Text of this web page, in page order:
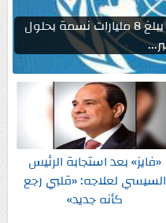
الأمم المتحدة: عدد سكان العالم يبلغ 8 مليارات نسمة بحلول
«فايز» بعد استجابة الرئيس
السيسي لعلاجه: «قلبي رجع
كأنه جديد»